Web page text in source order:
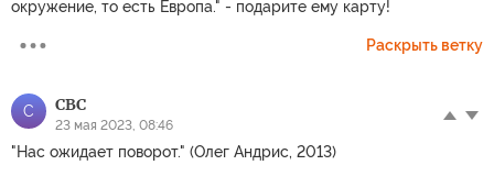
окружение, то есть Европа." - подарите ему карту!
Раскрыть ветку
С СВС
23 мая 2023, 08:46
"Нас ожидает поворот." (Олег Андрис, 2013)